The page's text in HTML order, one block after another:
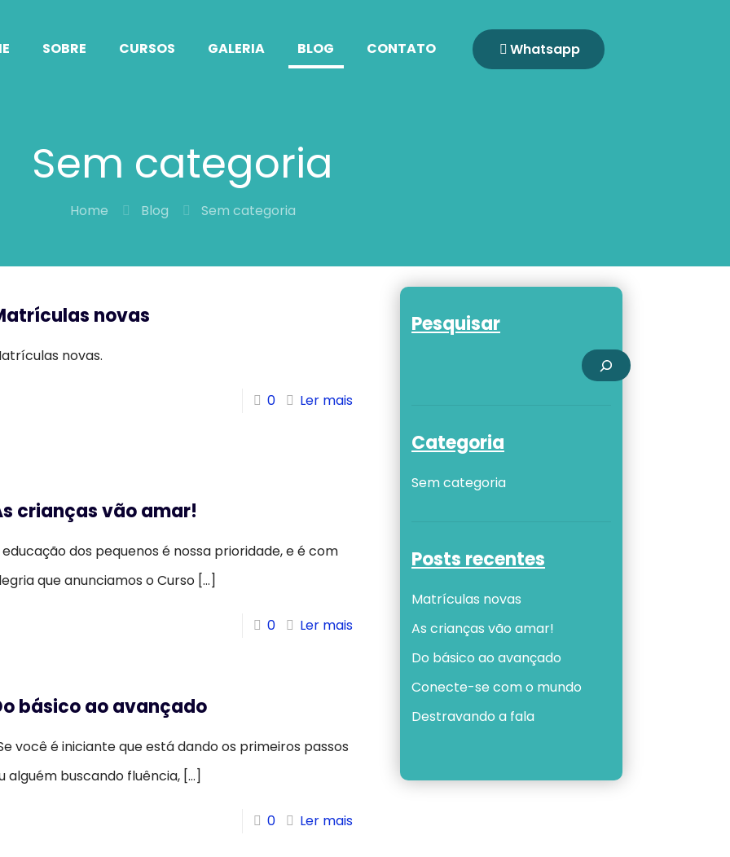
SOBRE CURSOS GALERIA BLOG CONTATO Whatsapp
Sem categoria
Home Blog Sem categoria
novas
novas.
0 Ler mais
crianças vão amar!
educação dos pequenos é nossa prioridade, e é com
que anunciamos o Curso […]
0 Ler mais
básico ao avançado
você é iniciante que está dando os primeiros passos
alguém buscando fluência, […]
0 Ler mais
Pesquisar
Categoria
Sem categoria
Posts recentes
Matrículas novas
As crianças vão amar!
Do básico ao avançado
Conecte-se com o mundo
Destravando a fala